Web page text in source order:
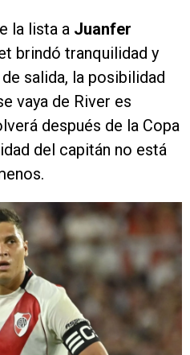
la lista a Juanfer
brindó tranquilidad y
salida, la posibilidad
vaya de River es
después de la Copa
del capitán no está